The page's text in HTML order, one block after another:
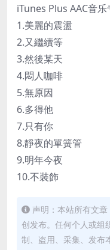
iTunes Plus AAC音乐
1.美麗的震盪
2.又繼續等
3.然後某天
4.悶人咖啡
5.無原因
6.多得他
7.只有你
8.靜夜的單簧管
9.明年今夜
10.不裝飾
声明：本站所有文
创发布。任何个人或组
制、盗用、采集、发布